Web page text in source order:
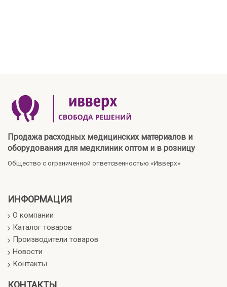
Продажа расходных медицинских материалов и
оборудования для медклиник оптом и в розницу
Общество с ограниченной ответсвенностью «Ивверх»
ИНФОРМАЦИЯ
О компании
Каталог товаров
Производители товаров
Новости
Контакты
КОНТАКТЫ